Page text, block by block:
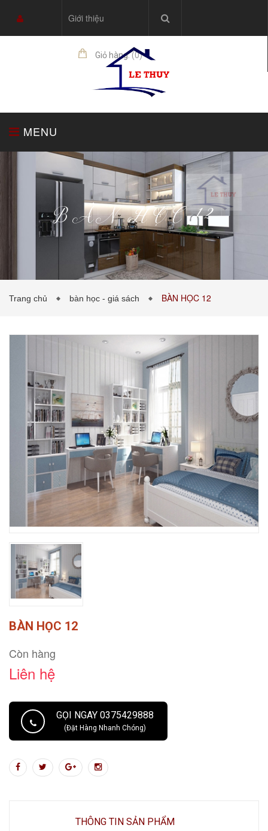
Giới thiệu
Giỏ hàng:(0)
MENU
TỦ BẾP THIẾT BỊ NHÀ BẾP
BẢNG GIÁ VẬT LIỆU LIÊN HỆ 0989043453
BÀN HỌC 12
Trang chủ bàn học - giá sách BÀN HỌC 12
BÀN HỌC 12
Còn hàng
Liên hệ
GỌI NGAY 0375429888
(Đặt Hàng Nhanh Chóng)
THÔNG TIN SẢN PHẨM